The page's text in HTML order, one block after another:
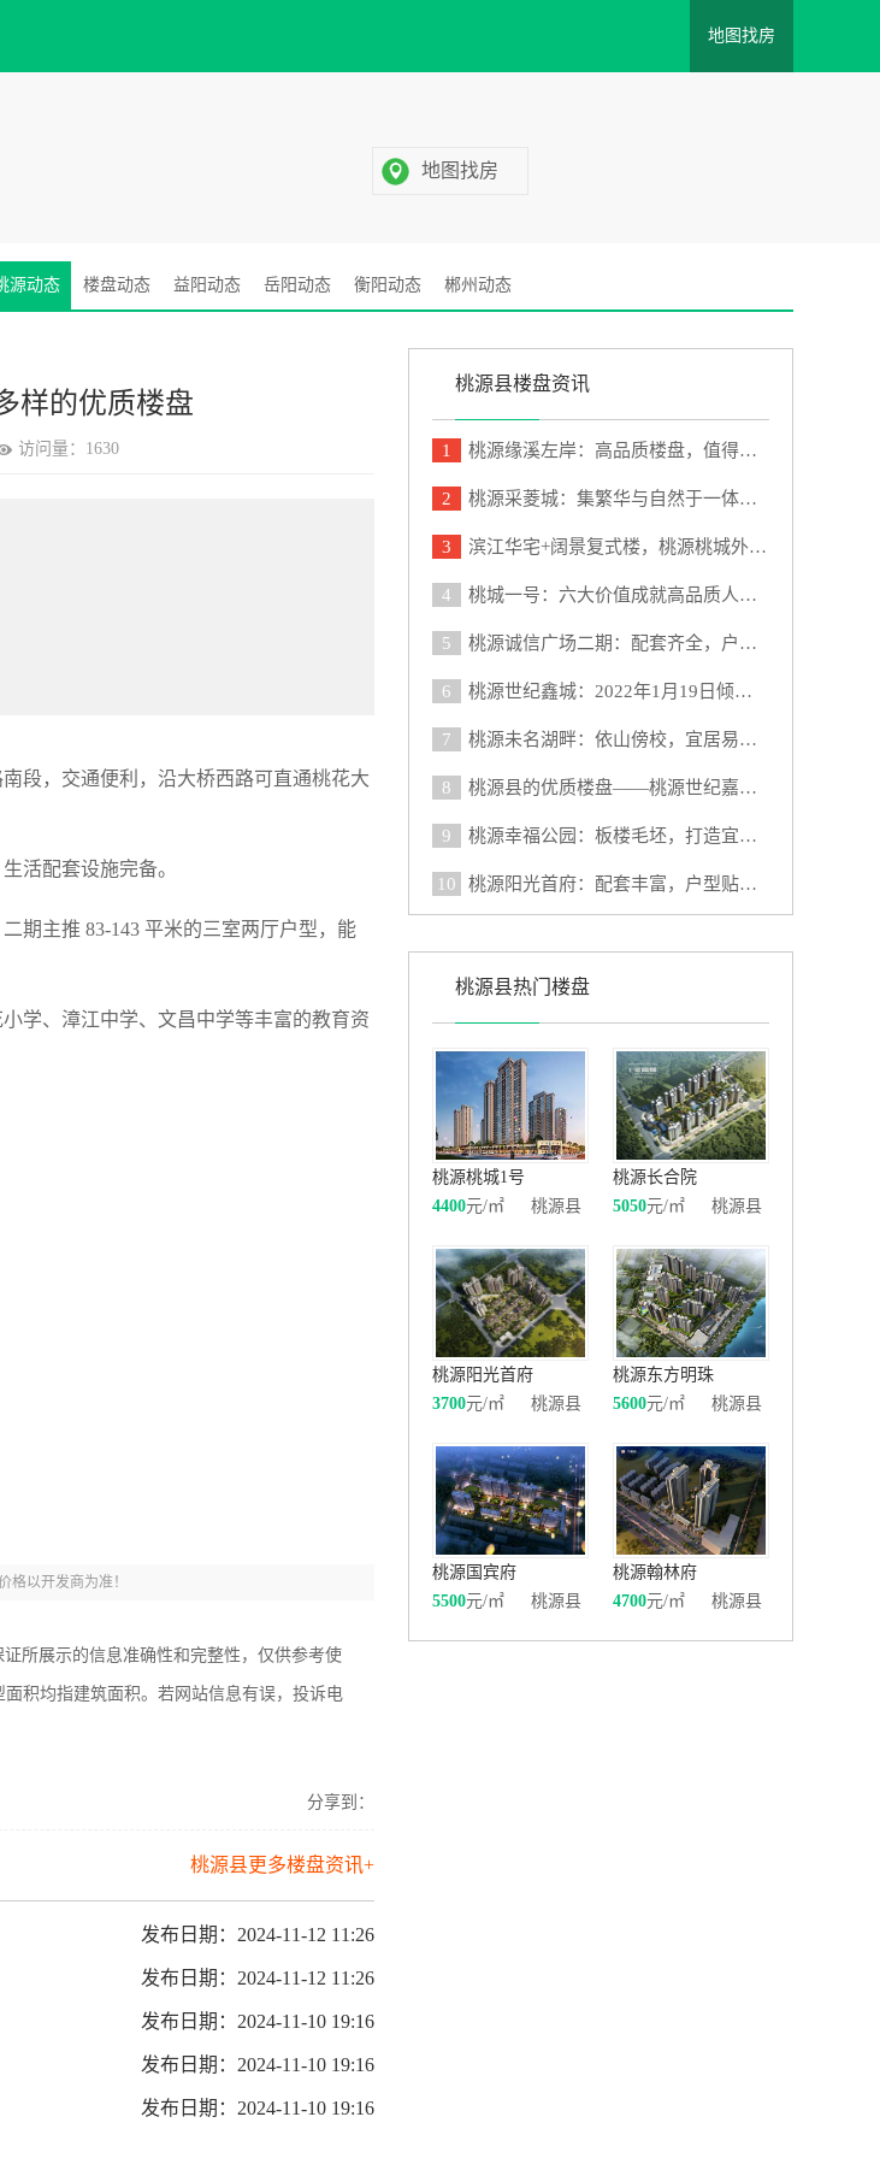
地图找房
地图找房
源动态 楼盘动态 益阳动态 岳阳动态 衡阳动态 郴州动态
样的优质楼盘
访问量：1630
段，交通便利，沿大桥西路可直通桃花大
活配套设施完备。
期主推 83-143 平米的三室两厅户型，能
学、漳江中学、文昌中学等丰富的教育资
格以开发商为准！
所展示的信息准确性和完整性，仅供参考使
积均指建筑面积。若网站信息有误，投诉电
分享到：
桃源县更多楼盘资讯+
发布日期：2024-11-12 11:26
发布日期：2024-11-12 11:26
发布日期：2024-11-10 19:16
发布日期：2024-11-10 19:16
发布日期：2024-11-10 19:16
桃源县楼盘资讯
1 桃源缘溪左岸：高品质楼盘，值得你的选择
2 桃源采菱城：集繁华与自然于一体的宜居楼盘
3 滨江华宅+阔景复式楼，桃源桃城外滩满足您的需求
4 桃城一号：六大价值成就高品质人居典范
5 桃源诚信广场二期：配套齐全，户型多样的优质楼盘
6 桃源世纪鑫城：2022年1月19日倾城开盘
7 桃源未名湖畔：依山傍校，宜居易居的优选楼盘
8 桃源县的优质楼盘——桃源世纪嘉园，等你来品鉴
9 桃源幸福公园：板楼毛坯，打造宜居生态家园
10 桃源阳光首府：配套丰富，户型贴心的优质楼盘
桃源县热门楼盘
桃源桃城1号
4400元/㎡ 桃源县
桃源长合院
5050元/㎡ 桃源县
桃源阳光首府
3700元/㎡ 桃源县
桃源东方明珠
5600元/㎡ 桃源县
桃源国宾府
5500元/㎡ 桃源县
桃源翰林府
4700元/㎡ 桃源县